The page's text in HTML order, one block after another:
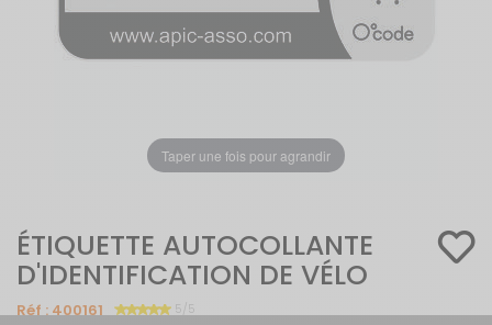
Taper une fois pour agrandir
ÉTIQUETTE AUTOCOLLANTE
D'IDENTIFICATION DE VÉLO
Réf :400161 5/5